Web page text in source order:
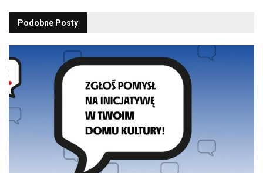
Podobne Posty